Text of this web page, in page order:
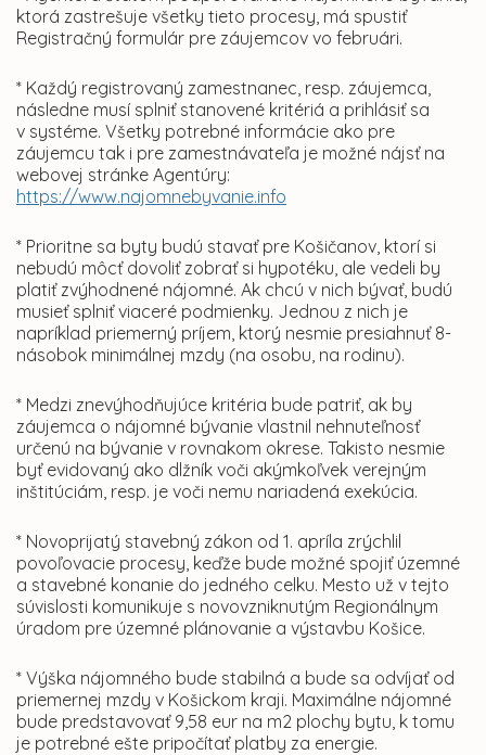
ktorá zastrešuje všetky tieto procesy, má spustiť
Registračný formulár pre záujemcov vo februári.
* Každý registrovaný zamestnanec, resp. záujemca,
následne musí splniť stanovené kritériá a prihlásiť sa
v systéme. Všetky potrebné informácie ako pre
záujemcu tak i pre zamestnávateľa je možné nájsť na
webovej stránke Agentúry:
https://www.najomnebyvanie.info
* Prioritne sa byty budú stavať pre Košičanov, ktorí si
nebudú môcť dovoliť zobrať si hypotéku, ale vedeli by
platiť zvýhodnené nájomné. Ak chcú v nich bývať, budú
musieť splniť viaceré podmienky. Jednou z nich je
napríklad priemerný príjem, ktorý nesmie presiahnuť 8-
násobok minimálnej mzdy (na osobu, na rodinu).
* Medzi znevýhodňujúce kritéria bude patriť, ak by
záujemca o nájomné bývanie vlastnil nehnuteľnosť
určenú na bývanie v rovnakom okrese. Takisto nesmie
byť evidovaný ako dlžník voči akýmkoľvek verejným
inštitúciám, resp. je voči nemu nariadená exekúcia.
* Novoprijatý stavebný zákon od 1. apríla zrýchlil
povoľovacie procesy, keďže bude možné spojiť územné
a stavebné konanie do jedného celku. Mesto už v tejto
súvislosti komunikuje s novovzniknutým Regionálnym
úradom pre územné plánovanie a výstavbu Košice.
* Výška nájomného bude stabilná a bude sa odvíjať od
priemernej mzdy v Košickom kraji. Maximálne nájomné
bude predstavovať 9,58 eur na m2 plochy bytu, k tomu
je potrebné ešte pripočítať platby za energie.